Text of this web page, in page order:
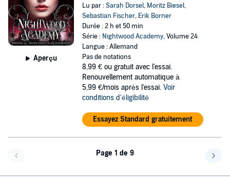
Aperçu
Lu par :Sarah Dorsel, Moritz Biesel,
Sebastian Fischer, Erik Borner
Durée : 2 h et 50 min
Série : Nightwood Academy, Volume 24
Langue : Allemand
Pas de notations
8,99 € ou gratuit avec l'essai.
Renouvellement automatique à
5,99 €/mois après l'essai. Voir
conditions d'éligibilité
Essayez Standard gratuitement
Page 1 de 9